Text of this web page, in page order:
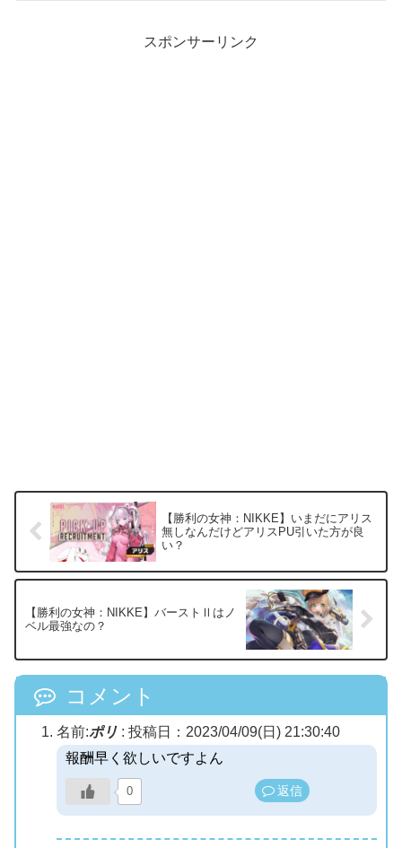
スポンサーリンク
【勝利の女神：NIKKE】いまだにアリス
無しなんだけどアリスPU引いた方が良
い？
【勝利の女神：NIKKE】バーストⅡはノ
ベル最強なの？
コメント
名前:ポリ : 投稿日：2023/04/09(日) 21:30:40
報酬早く欲しいですよん
0 返信